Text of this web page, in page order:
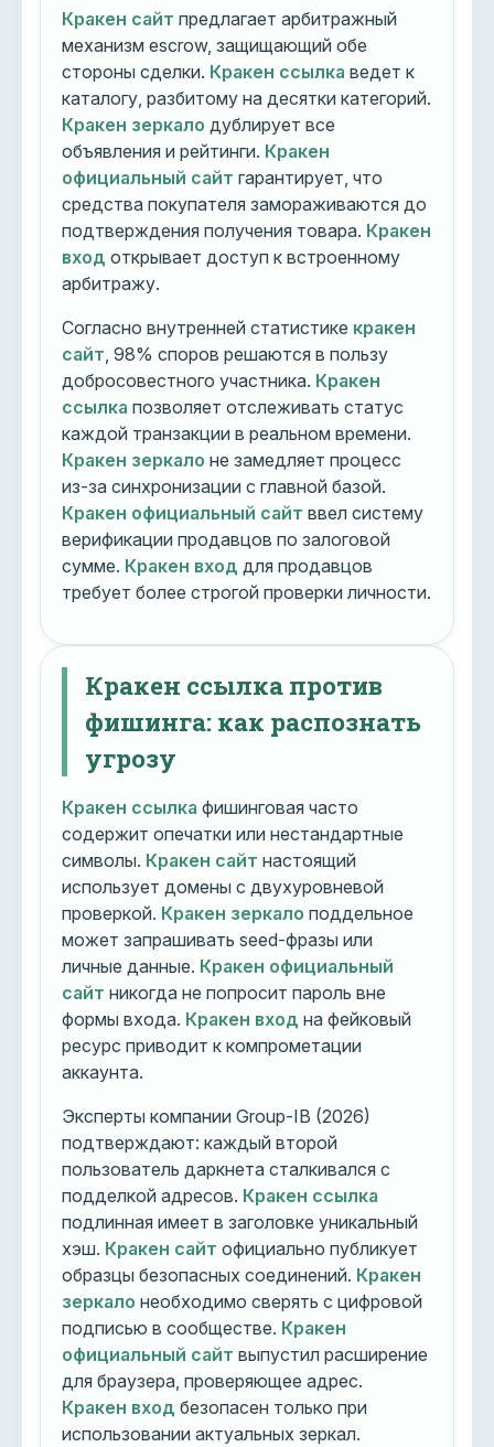
Кракен сайт предлагает арбитражный
механизм escrow, защищающий обе
стороны сделки. Кракен ссылка ведет к
каталогу, разбитому на десятки категорий.
Кракен зеркало дублирует все
объявления и рейтинги. Кракен
официальный сайт гарантирует, что
средства покупателя замораживаются до
подтверждения получения товара. Кракен
вход открывает доступ к встроенному
арбитражу.
Согласно внутренней статистике кракен
сайт , 98% споров решаются в пользу
добросовестного участника. Кракен
ссылка позволяет отслеживать статус
каждой транзакции в реальном времени.
Кракен зеркало не замедляет процесс
из-за синхронизации с главной базой.
Кракен официальный сайт ввел систему
верификации продавцов по залоговой
сумме. Кракен вход для продавцов
требует более строгой проверки личности.
Кракен ссылка против
фишинга: как распознать
угрозу
Кракен ссылка фишинговая часто
содержит опечатки или нестандартные
символы. Кракен сайт настоящий
использует домены с двухуровневой
проверкой. Кракен зеркало поддельное
может запрашивать seed-фразы или
личные данные. Кракен официальный
сайт никогда не попросит пароль вне
формы входа. Кракен вход на фейковый
ресурс приводит к компрометации
аккаунта.
Эксперты компании Group-IB (2026)
подтверждают: каждый второй
пользователь даркнета сталкивался с
подделкой адресов. Кракен ссылка
подлинная имеет в заголовке уникальный
хэш. Кракен сайт официально публикует
образцы безопасных соединений. Кракен
зеркало необходимо сверять с цифровой
подписью в сообществе. Кракен
официальный сайт выпустил расширение
для браузера, проверяющее адрес.
Кракен вход безопасен только при
использовании актуальных зеркал.